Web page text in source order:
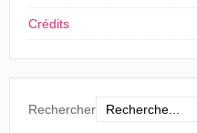
Crédits
Rechercher